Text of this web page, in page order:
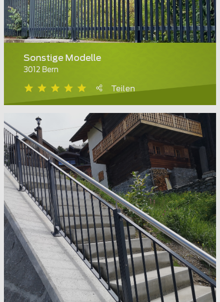
Sonstige Modelle
3012 Bern
Teilen